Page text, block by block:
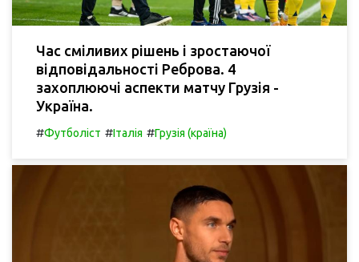
Час сміливих рішень і зростаючої
відповідальності Реброва. 4
захоплюючі аспекти матчу Грузія -
Україна.
#Футболіст #Італія #Грузія (країна)